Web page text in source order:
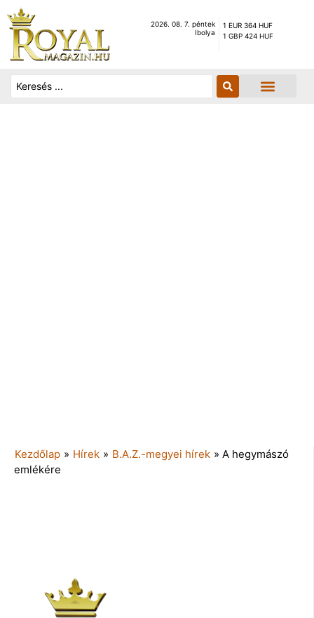
2026. 08. 7. péntek
Ibolya
1 EUR 364 HUF
1 GBP 424 HUF
Kezdőlap » Hírek » B.A.Z.-megyei hírek » A hegymászó
emlékére